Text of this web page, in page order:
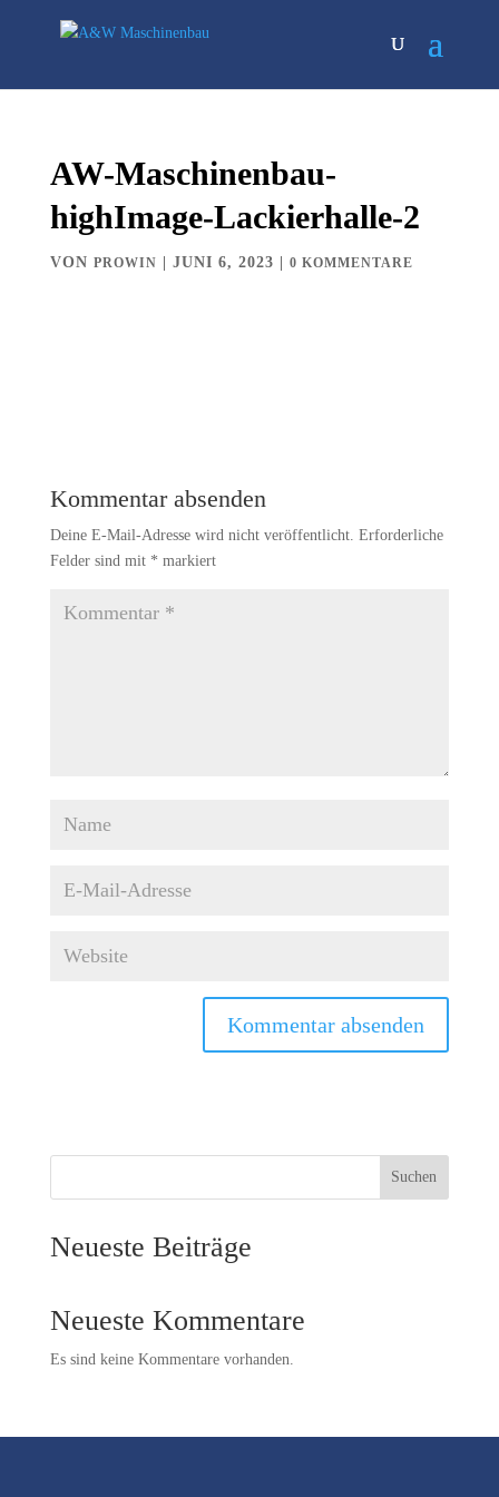
AW-Maschinenbau-
highImage-Lackierhalle-2
VON PROWIN JUNI 6, 2023 0 KOMMENTARE
Kommentar absenden
Deine E-Mail-Adresse wird nicht veröffentlicht. Erforderliche
Felder sind mit * markiert
Suchen
Neueste Beiträge
Neueste Kommentare
Es sind keine Kommentare vorhanden.